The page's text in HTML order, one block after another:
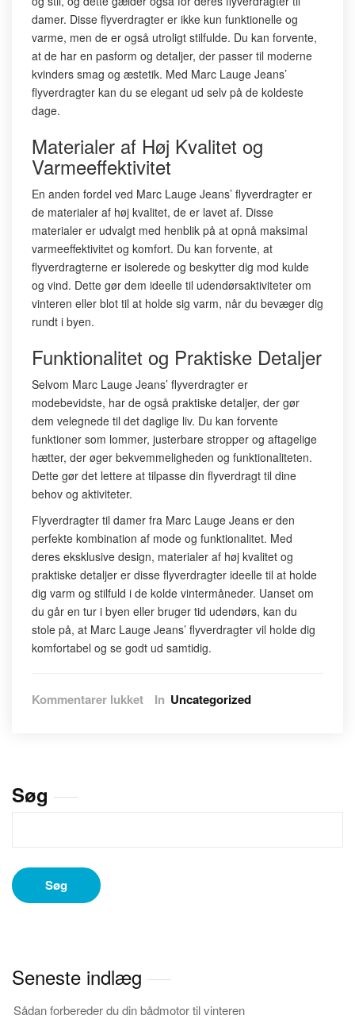
damer. Disse flyverdragter er ikke kun funktionelle og
varme, men de er også utroligt stilfulde. Du kan forvente,
at de har en pasform og detaljer, der passer til moderne
kvinders smag og æstetik. Med Marc Lauge Jeans’
flyverdragter kan du se elegant ud selv på de koldeste
dage.
Materialer af Høj Kvalitet og
Varmeeffektivitet
En anden fordel ved Marc Lauge Jeans’ flyverdragter er
de materialer af høj kvalitet, de er lavet af. Disse
materialer er udvalgt med henblik på at opnå maksimal
varmeeffektivitet og komfort. Du kan forvente, at
flyverdragterne er isolerede og beskytter dig mod kulde
og vind. Dette gør dem ideelle til udendørsaktiviteter om
vinteren eller blot til at holde sig varm, når du bevæger dig
rundt i byen.
Funktionalitet og Praktiske Detaljer
Selvom Marc Lauge Jeans’ flyverdragter er
modebevidste, har de også praktiske detaljer, der gør
dem velegnede til det daglige liv. Du kan forvente
funktioner som lommer, justerbare stropper og aftagelige
hætter, der øger bekvemmeligheden og funktionaliteten.
Dette gør det lettere at tilpasse din flyverdragt til dine
behov og aktiviteter.
Flyverdragter til damer fra Marc Lauge Jeans er den
perfekte kombination af mode og funktionalitet. Med
deres eksklusive design, materialer af høj kvalitet og
praktiske detaljer er disse flyverdragter ideelle til at holde
dig varm og stilfuld i de kolde vintermåneder. Uanset om
du går en tur i byen eller bruger tid udendørs, kan du
stole på, at Marc Lauge Jeans’ flyverdragter vil holde dig
komfortabel og se godt ud samtidig.
Kommentarer lukkettil
In Uncategorized
Søg
Søg
Seneste indlæg
Sådan forbereder du din bådmotor til vinteren